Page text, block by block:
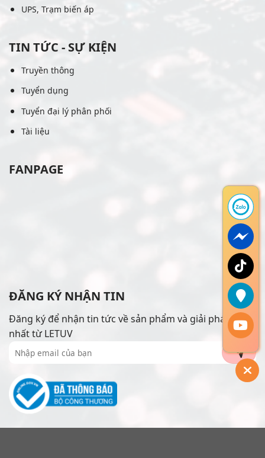
UPS, Trạm biến áp
TIN TỨC - SỰ KIỆN
Truyền thông
Tuyển dụng
Tuyển đại lý phân phối
Tài liệu
FANPAGE
ĐĂNG KÝ NHẬN TIN
Đăng ký để nhận tin tức về sản phẩm và giải pháp mới
nhất từ LETUV